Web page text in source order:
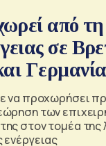
από τη
σε
Γερμανία
να προχωρήσει
των
στον τομέα της